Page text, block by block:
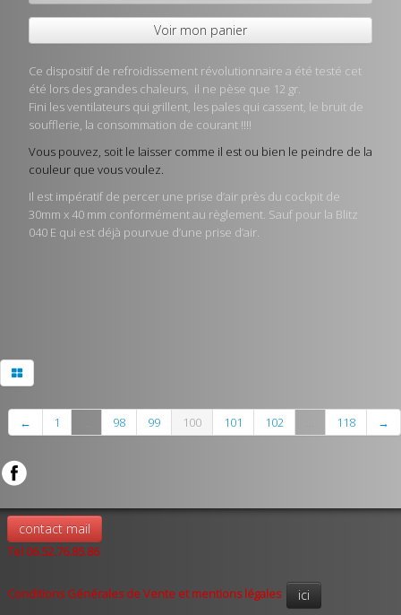
Voir mon panier
Ce dispositif de refroidissement révolutionnaire a été testé cet
été lors des grandes chaleurs, il ne pèse que 12 gr.
Fini les ventilateurs qui grillent, les pales qui cassent, le bruit de
soufflerie, la consommation de courant !!!!
Vous pouvez, soit le laisser comme il est ou bien le peindre de la
couleur que vous voulez.
Il est impératif de percer une prise d’air près du cockpit de
30mm x 40 mm conformément au règlement. Sauf pour la Blitz
040 E qui est déjà pourvue d’une prise d’air.
← 1 98 99 100 101 102 118 →
contact mail
Tel 06.52.76.85.86
Conditions Générales de Vente et mentions légales ici